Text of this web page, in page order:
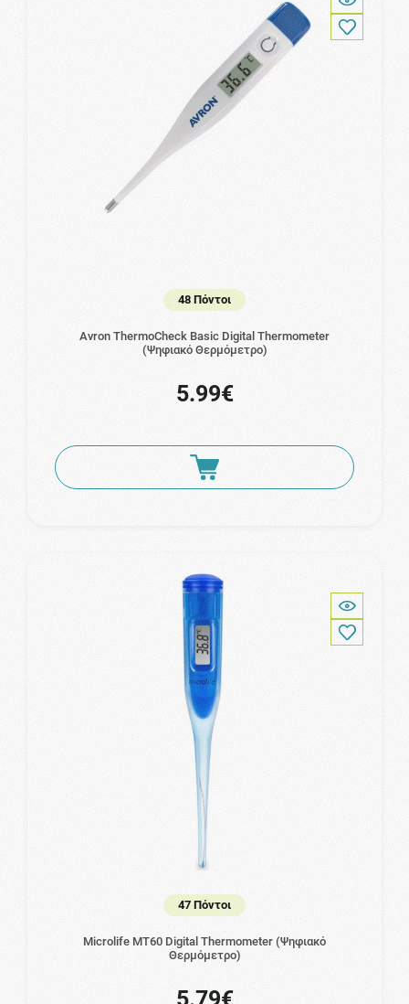
48 Πόντοι
Avron ThermoCheck Basic Digital Thermometer
(Ψηφιακό Θερμόμετρο)
5.99€
47 Πόντοι
Microlife MT60 Digital Thermometer (Ψηφιακό
Θερμόμετρο)